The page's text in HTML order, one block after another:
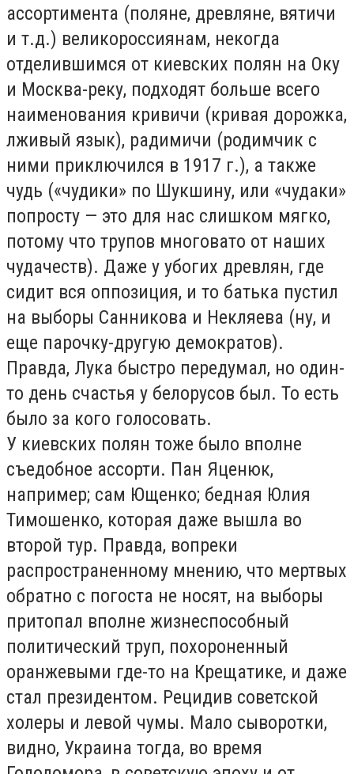
ассортимента (поляне, древляне, вятичи
и т.д.) великороссиянам, некогда
отделившимся от киевских полян на Оку
и Москва-реку, подходят больше всего
наименования кривичи (кривая дорожка,
лживый язык), радимичи (родимчик с
ними приключился в 1917 г.), а также
чудь («чудики» по Шукшину, или «чудаки»
попросту — это для нас слишком мягко,
потому что трупов многовато от наших
чудачеств). Даже у убогих древлян, где
сидит вся оппозиция, и то батька пустил
на выборы Санникова и Некляева (ну, и
еще парочку-другую демократов).
Правда, Лука быстро передумал, но один-
то день счастья у белорусов был. То есть
было за кого голосовать.
У киевских полян тоже было вполне
съедобное ассорти. Пан Яценюк,
например; сам Ющенко; бедная Юлия
Тимошенко, которая даже вышла во
второй тур. Правда, вопреки
распространенному мнению, что мертвых
обратно с погоста не носят, на выборы
притопал вполне жизнеспособный
политический труп, похороненный
оранжевыми где-то на Крещатике, и даже
стал президентом. Рецидив советской
холеры и левой чумы. Мало сыворотки,
видно, Украина тогда, во время